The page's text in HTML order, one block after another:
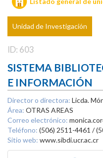
Unidad de Investigación
ID: 603
SISTEMA
E INFORMACIÓN
Director o directora: Licda.
Área: OTRAS AREAS
Correo electrónico:
Teléfono: (506) 2511-4461 /
Sitio web: www.sibdi.ucr.ac.cr